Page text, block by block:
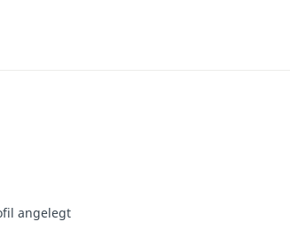
angelegt